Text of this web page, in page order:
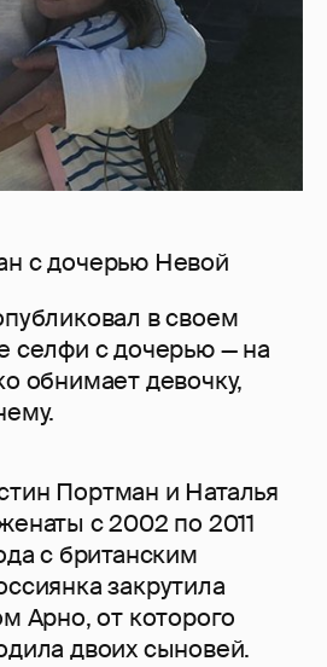
с дочерью Невой
в своем
селфи с дочерью — на
обнимает девочку,
Портман и Наталья
с 2002 по 2011
с британским
закрутила
Арно, от которого
двоих сыновей.